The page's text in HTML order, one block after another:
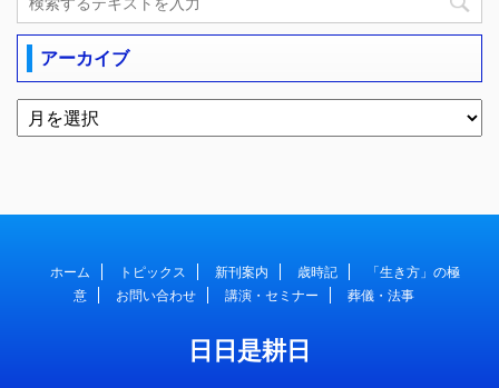
アーカイブ
ホーム トピックス 新刊案内 歳時記
「生き方」の極
意
お問い合わせ 講演・セミナー 葬儀・法事
日日是耕日